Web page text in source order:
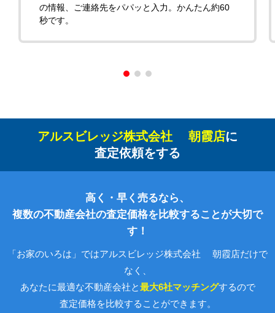
の情報、ご連絡先をパパッと入力。かんたん約60
秒です。
アルスビレッジ株式会社 朝霞店に
査定依頼をする
高く・早く売るなら、
複数の不動産会社の査定価格を比較することが大切で
す！
「お家のいろは」ではアルスビレッジ株式会社 朝霞店だけで
なく、
あなたに最適な不動産会社と最大6社マッチングするので
査定価格を比較することができます。